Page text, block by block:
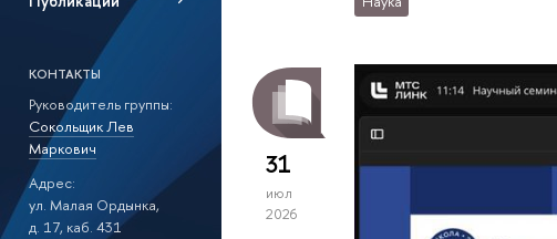
КОНТАКТЫ
Руководитель группы:
Сокольщик Лев
Маркович
Адрес:
ул. Малая Ордынка,
д. 17, каб. 431
31
июл
2026